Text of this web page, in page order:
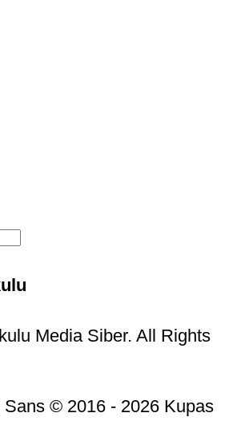
Media Siber. All Rights
© 2016 - 2026 Kupas